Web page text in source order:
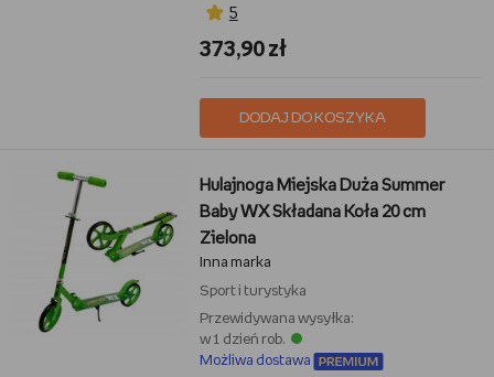
5
373,90 zł
DODAJ DO KOSZYKA
Hulajnoga Miejska Duża Summer
Baby WX Składana Koła 20 cm
Zielona
Inna marka
Sport i turystyka
Przewidywana wysyłka:
w 1 dzień rob.
Możliwa dostawa